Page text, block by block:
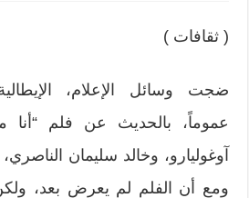
( ثقافات )
ضجت وسائل الإعلام،
عموماً، بالحديث عن فلم “أنا
آوغوليارو، وخالد سليمان
ومع أن الفلم لم يعرض بعد،